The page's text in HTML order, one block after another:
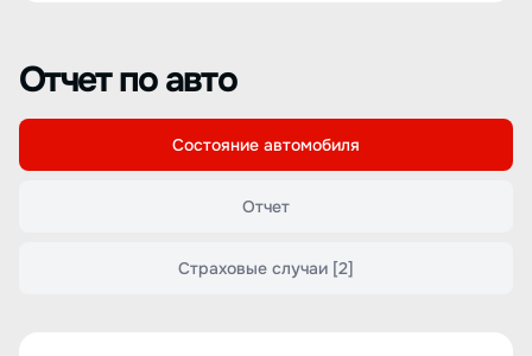
Отчет по авто
Состояние автомобиля
Отчет
Страховые случаи [2]